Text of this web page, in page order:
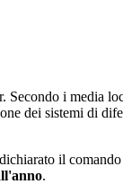
i media
dei sistemi di
il
.